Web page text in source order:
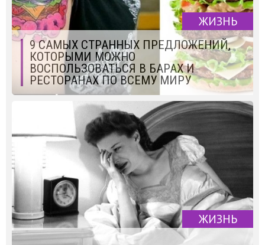
ЖИЗНЬ
9 САМЫХ СТРАННЫХ ПРЕДЛОЖЕНИЙ,
КОТОРЫМИ МОЖНО
ВОСПОЛЬЗОВАТЬСЯ В БАРАХ И
РЕСТОРАНАХ ПО ВСЕМУ МИРУ
ЖИЗНЬ